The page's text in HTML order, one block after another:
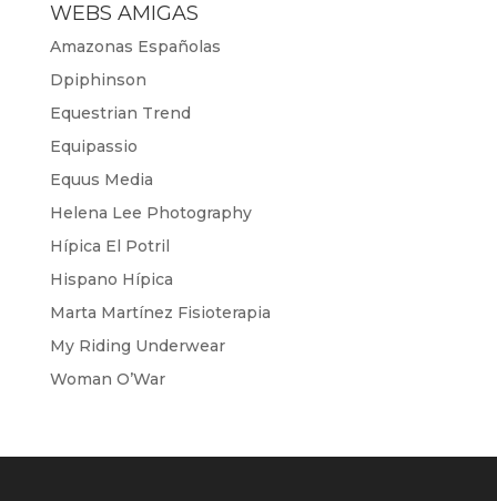
WEBS AMIGAS
Amazonas Españolas
Dpiphinson
Equestrian Trend
Equipassio
Equus Media
Helena Lee Photography
Hípica El Potril
Hispano Hípica
Marta Martínez Fisioterapia
My Riding Underwear
Woman O’War